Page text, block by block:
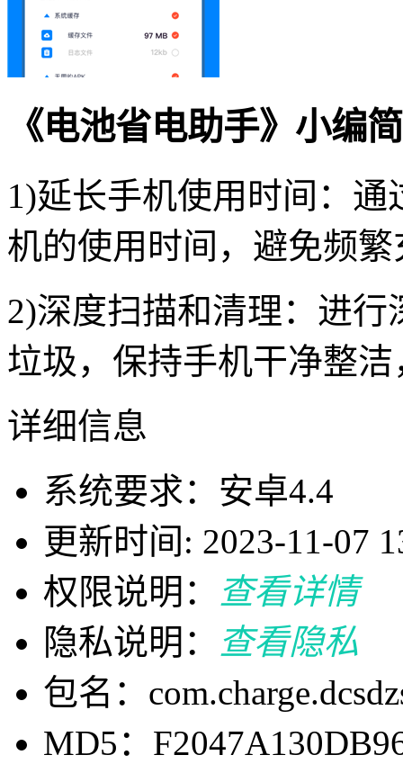
《电池省电助手》小编
1)延长手机使用时间：
机的使用时间，避免频繁
2)深度扫描和清理：进
垃圾，保持手机干净整
详细信息
系统要求：安卓4.4
更新时间: 2023-11-07
权限说明：
查看详情
隐私说明：
查看隐私
包名：
MD5：